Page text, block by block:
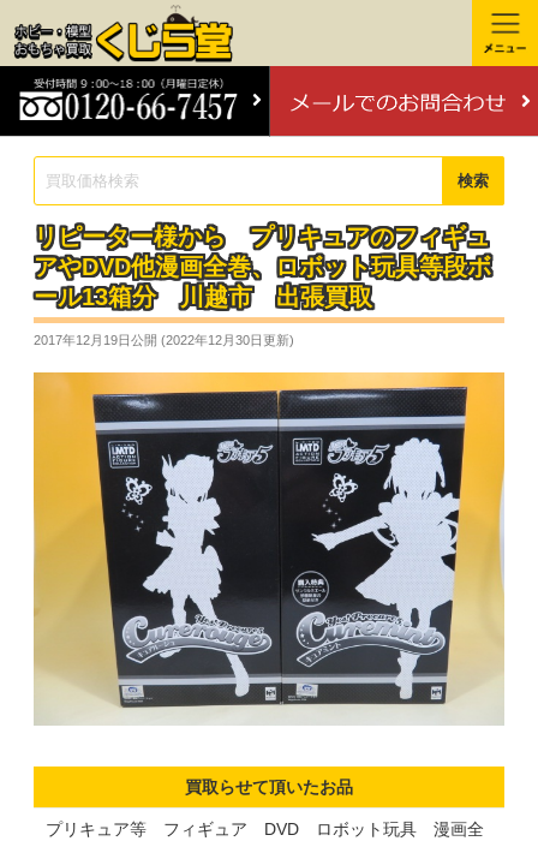
検索
リピーター様から プリキュアのフィギュ
アやDVD他漫画全巻、ロボット玩具等段ボ
ール13箱分 川越市 出張買取
2017年12月19日公開 (2022年12月30日 更新)
買取らせて頂いたお品
プリキュア等 フィギュア DVD ロボット玩具 漫画全